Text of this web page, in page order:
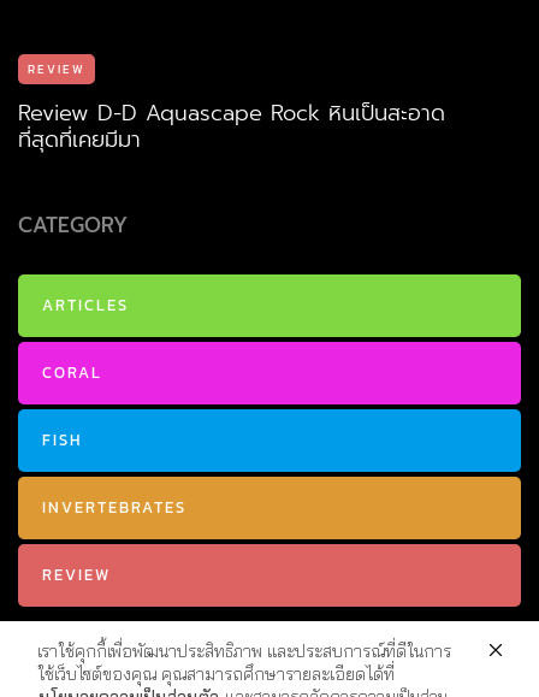
REVIEW
Review D-D Aquascape Rock หินเป็นสะอาด
ที่สุดที่เคยมีมา
CATEGORY
ARTICLES
CORAL
FISH
INVERTEBRATES
REVIEW
เราใช้คุกกี้เพื่อพัฒนาประสิทธิภาพ และประสบการณ์ที่ดีในการ
ใช้เว็บไซต์ของคุณ คุณสามารถศึกษารายละเอียดได้ที่